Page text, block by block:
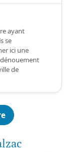
ayant
se
ici une
de